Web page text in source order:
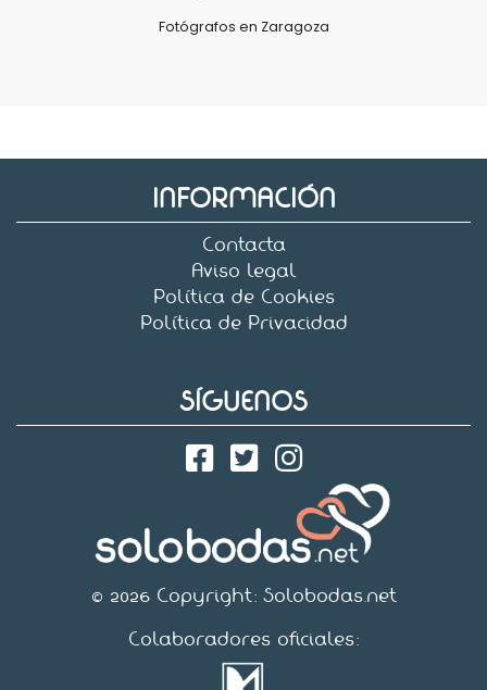
Fotógrafos en Zaragoza
INFORMACIÓN
Contacta
Aviso legal
Política de Cookies
Política de Privacidad
SÍGUENOS
© 2026 Copyright: Solobodas.net
Colaboradores oficiales: